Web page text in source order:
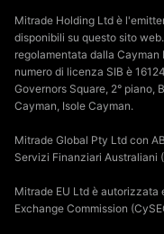
Mitrade Holding Ltd è
disponibili su questo sito
regolamentata dalla
numero di licenza SIB è
Governors Square, 2° piano,
Cayman, Isole Cayman.
Mitrade Global Pty Ltd con
Servizi Finanziari Australiani
Mitrade EU Ltd è autorizzata
Exchange Commission